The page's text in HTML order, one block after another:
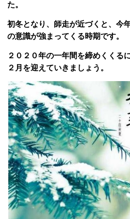
た。
初冬となり、師走が近づくと、今
の意識が強まってくる時期です。
２０２０年の一年間を締めくくる
２月を迎えていきましょう。